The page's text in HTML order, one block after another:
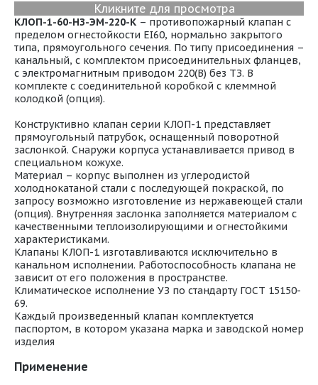
Кликните для просмотра
КЛОП-1-60-НЗ-ЭМ-220-К – противопожарный клапан с
пределом огнестойкости EI60, нормально закрытого
типа, прямоугольного сечения. По типу присоединения –
канальный, с комплектом присоединительных фланцев,
с электромагнитным приводом 220(В) без ТЗ. В
комплекте с соединительной коробкой с клеммной
колодкой (опция).
Конструктивно клапан серии КЛОП-1 представляет
прямоугольный патрубок, оснащенный поворотной
заслонкой. Снаружи корпуса устанавливается привод в
специальном кожухе.
Материал – корпус выполнен из углеродистой
холоднокатаной стали с последующей покраской, по
запросу возможно изготовление из нержавеющей стали
(опция). Внутренняя заслонка заполняется материалом с
качественными теплоизолирующими и огнестойкими
характеристиками.
Клапаны КЛОП-1 изготавливаются исключительно в
канальном исполнении. Работоспособность клапана не
зависит от его положения в пространстве.
Климатическое исполнение УЗ по стандарту ГОСТ 15150-
69.
Каждый произведенный клапан комплектуется
паспортом, в котором указана марка и заводской номер
изделия
Применение